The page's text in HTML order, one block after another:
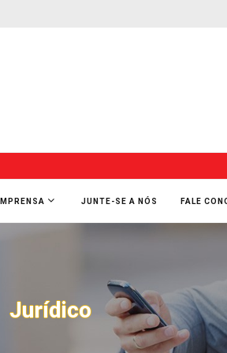
IMPRENSA JUNTE-SE A NÓS FALE
Jurídico